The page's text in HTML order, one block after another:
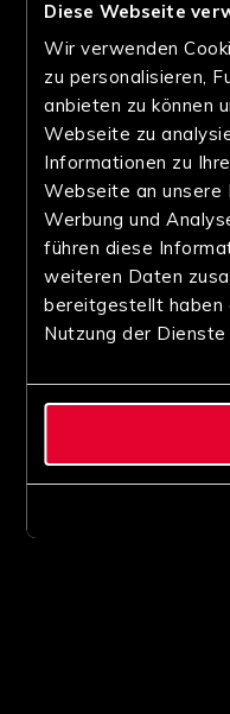
Diese Webseite
Wir verwenden
zu personalisieren,
anbieten zu können
Webseite zu
Informationen zu
Webseite an unsere
Werbung und
führen diese
weiteren Daten
bereitgestellt haben
Nutzung der